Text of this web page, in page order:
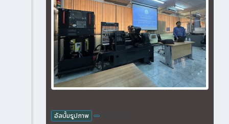
อัลบั้มรูปภาพ